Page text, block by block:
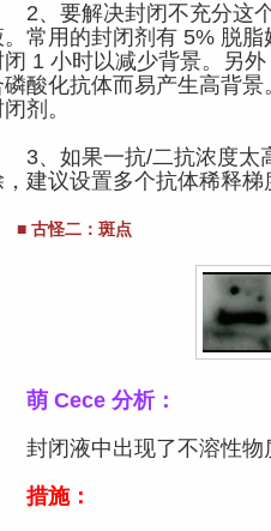
、要解决封闭不充分这个
。常用的封闭剂有 5% 脱
闭 1 小时以减少背景。另
磷酸化抗体而易产生高背
剂。
、如果一抗/二抗浓度太
，建议设置多个抗体稀释梯
古怪二：斑点
Cece 分析：
闭液中出现了不溶性物
施：